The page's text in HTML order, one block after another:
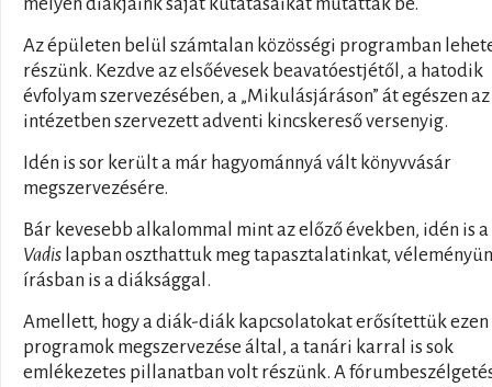
Az épületen belül számtalan közösségi programban
részünk. Kezdve az elsőévesek beavatóestjétől, a hatodik
évfolyam szervezésében, a „Mikulásjáráson” át egészen az
intézetben szervezett adventi kincskereső versenyig.
Idén is sor került a már hagyománnyá vált könyvvásár
megszervezésére.
Bár kevesebb alkalommal mint az előző években, idén is a
Vadis lapban oszthattuk meg tapasztalatinkat,
írásban is a diáksággal.
Amellett, hogy a diák-diák kapcsolatokat erősítettük ezen
programok megszervezése által, a tanári karral is sok
emlékezetes pillanatban volt részünk. A